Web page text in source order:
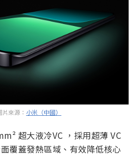
來源： 小米（中國）
超大液冷VC ，採用超薄 VC
覆蓋發熱區域、有效降低核心